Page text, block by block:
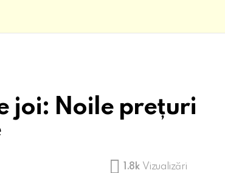
joi: Noile prețuri
1.8k Vizualizări